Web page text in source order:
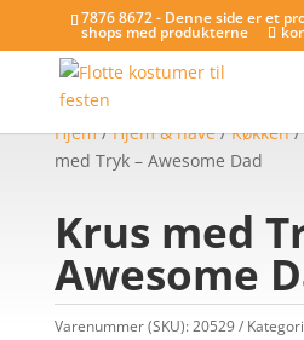
7876 8672 - Denne side er et
shops med produkterne
Hjem/Hjem & have/Køkken/
med Tryk – Awesome Dad
Krus med
Awesome
Varenummer (SKU):20529